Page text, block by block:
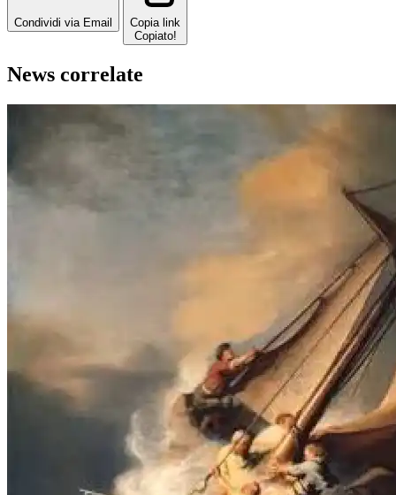
Condividi via Email
Copia link
Copiato!
News correlate